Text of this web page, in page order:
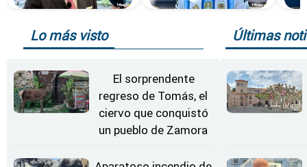
Lo más visto
El sorprendente
regreso de Tomás, el
ciervo que conquistó
un pueblo de Zamora
Últimas